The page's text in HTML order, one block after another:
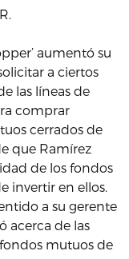
aumentó su
a ciertos
las líneas de
comprar
cerrados de
que Ramírez
de los fondos
invertir en ellos.
a su gerente
acerca de las
mutuos de